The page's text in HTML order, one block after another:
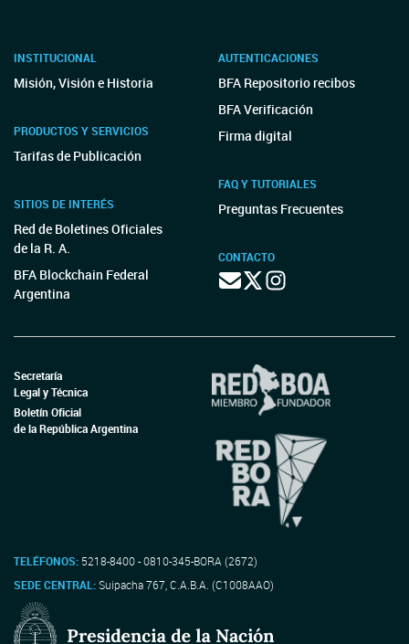
INSTITUCIONAL
Misión, Visión e Historia
PRODUCTOS Y SERVICIOS
Tarifas de Publicación
SITIOS DE INTERÉS
Red de Boletines Oficiales
de la R. A.
BFA Blockchain Federal
Argentina
AUTENTICACIONES
BFA Repositorio recibos
BFA Verificación
Firma digital
FAQ Y TUTORIALES
Preguntas Frecuentes
CONTACTO
Secretaría
Legal y Técnica
Boletín Oficial
de la República Argentina
TELÉFONOS: 5218-8400 - 0810-345-BORA (2672)
SEDE CENTRAL:Suipacha 767, C.A.B.A. (C1008AAO)